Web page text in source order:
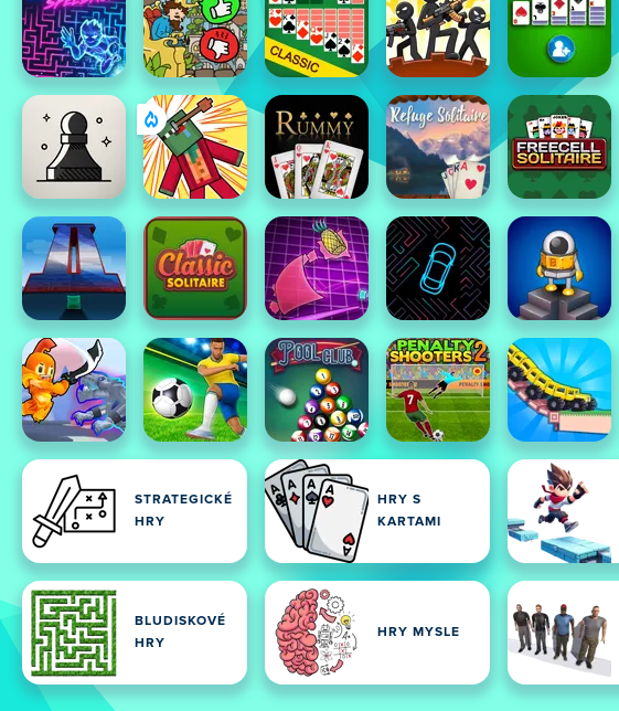
STRATEGICKÉ
HRY
HRY S
KARTAMI
BLUDISKOVÉ
HRY
HRY MYSLE